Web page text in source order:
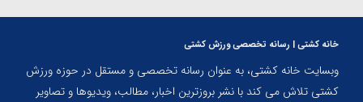
خانه کشتی | رسانه تخصصی ورزش کشتی
وبسایت خانه کشتی، به عنوان رسانه تخصصی و مستقل در حوزه ورزش
کشتی تلاش می کند با نشر بروزترین اخبار، مطالب، ویدیوها و تصاویر